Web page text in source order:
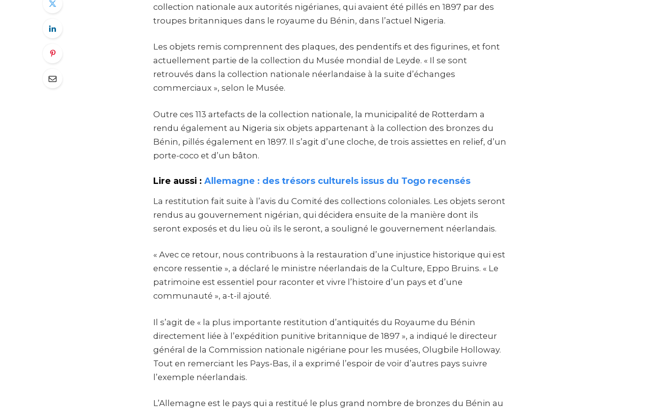
collection nationale aux autorités nigérianes, qui avaient été pillés en 1897 par des
troupes britanniques dans le royaume du Bénin, dans l’actuel Nigeria.
Les objets remis comprennent des plaques, des pendentifs et des figurines, et font
actuellement partie de la collection du Musée mondial de Leyde. « Il se sont
retrouvés dans la collection nationale néerlandaise à la suite d’échanges
commerciaux », selon le Musée.
Outre ces 113 artefacts de la collection nationale, la municipalité de Rotterdam a
rendu également au Nigeria six objets appartenant à la collection des bronzes du
Bénin, pillés également en 1897. Il s’agit d’une cloche, de trois assiettes en relief, d’un
porte-coco et d’un bâton.
Lire aussi : Allemagne : des trésors culturels issus du Togo recensés
La restitution fait suite à l’avis du Comité des collections coloniales. Les objets seront
rendus au gouvernement nigérian, qui décidera ensuite de la manière dont ils
seront exposés et du lieu où ils le seront, a souligné le gouvernement néerlandais.
« Avec ce retour, nous contribuons à la restauration d’une injustice historique qui est
encore ressentie », a déclaré le ministre néerlandais de la Culture, Eppo Bruins. « Le
patrimoine est essentiel pour raconter et vivre l’histoire d’un pays et d’une
communauté », a-t-il ajouté.
Il s’agit de « la plus importante restitution d’antiquités du Royaume du Bénin
directement liée à l’expédition punitive britannique de 1897 », a indiqué le directeur
général de la Commission nationale nigériane pour les musées, Olugbile Holloway.
Tout en remerciant les Pays-Bas, il a exprimé l’espoir de voir d’autres pays suivre
l’exemple néerlandais.
L’Allemagne est le pays qui a restitué le plus grand nombre de bronzes du Bénin au